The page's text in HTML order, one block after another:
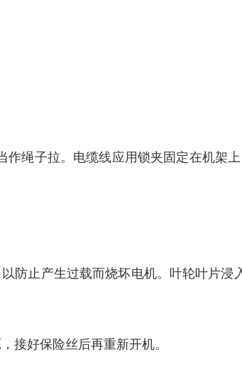
绳子拉。电缆线应用锁夹固定在机架
止产生过载而烧坏电机。叶轮叶片浸
接好保险丝后再重新开机。